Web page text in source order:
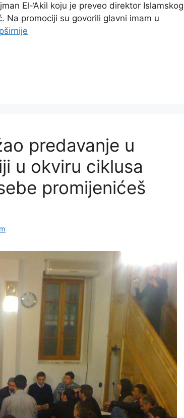
El-‘Akil koju je preveo direktor Islamskog
Na promociji su govorili glavni imam u
predavanje u
u okviru ciklusa
promijenićeš